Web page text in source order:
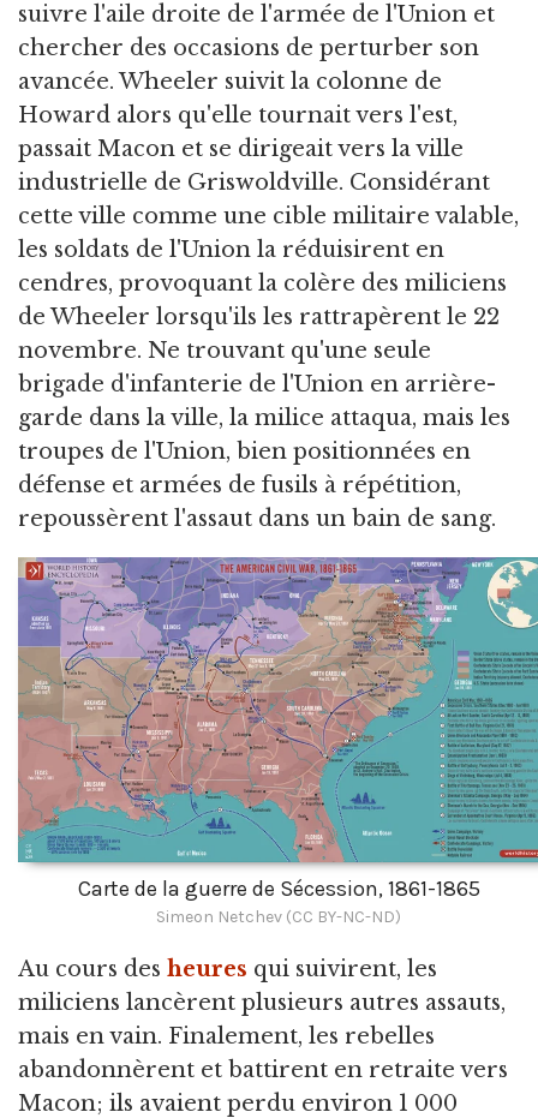
suivre l'aile droite de l'armée de l'Union et
chercher des occasions de perturber son
avancée. Wheeler suivit la colonne de
Howard alors qu'elle tournait vers l'est,
passait Macon et se dirigeait vers la ville
industrielle de Griswoldville. Considérant
cette ville comme une cible militaire valable,
les soldats de l'Union la réduisirent en
cendres, provoquant la colère des miliciens
de Wheeler lorsqu'ils les rattrapèrent le 22
novembre. Ne trouvant qu'une seule
brigade d'infanterie de l'Union en arrière-
garde dans la ville, la milice attaqua, mais les
troupes de l'Union, bien positionnées en
défense et armées de fusils à répétition,
repoussèrent l'assaut dans un bain de sang.
Carte de la guerre de Sécession, 1861-1865
Simeon Netchev (CC BY-NC-ND)
Au cours des heures qui suivirent, les
miliciens lancèrent plusieurs autres assauts,
mais en vain. Finalement, les rebelles
abandonnèrent et battirent en retraite vers
Macon; ils avaient perdu environ 1 000